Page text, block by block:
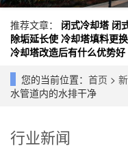
推荐文章： 闭式冷却塔 闭
除垢延长使 冷却塔填料更
冷却塔改造后有什么优势好
您的当前位置： 首页 >
水管道内的水排干净
行业新闻